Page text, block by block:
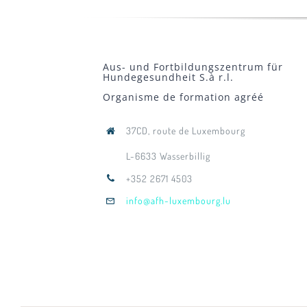
Aus- und Fortbildungszentrum für
Hundegesundheit S.à r.l.
Organisme de formation agréé
37CD, route de Luxembourg
L-6633 Wasserbillig
+352 2671 4503
info@afh-luxembourg.lu